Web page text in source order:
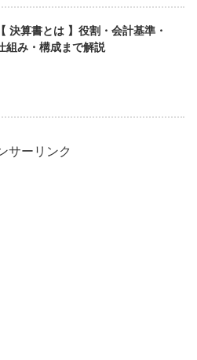
【 決算書とは 】役割・会計基準・
組み・構成まで解説
サーリンク